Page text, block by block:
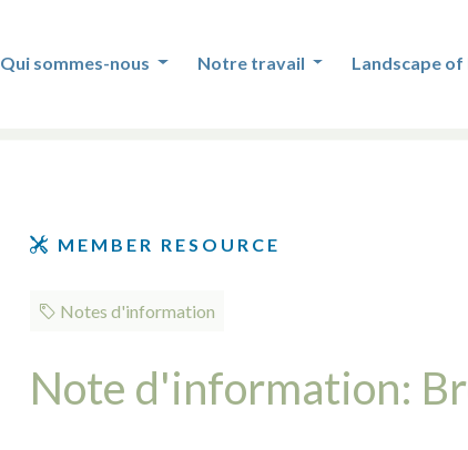
Qui sommes-nous Notre travail Landscape
MEMBER RESOURCE
Notes d'information
Note d'information: